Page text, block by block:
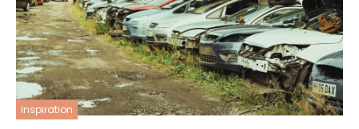
inspiration